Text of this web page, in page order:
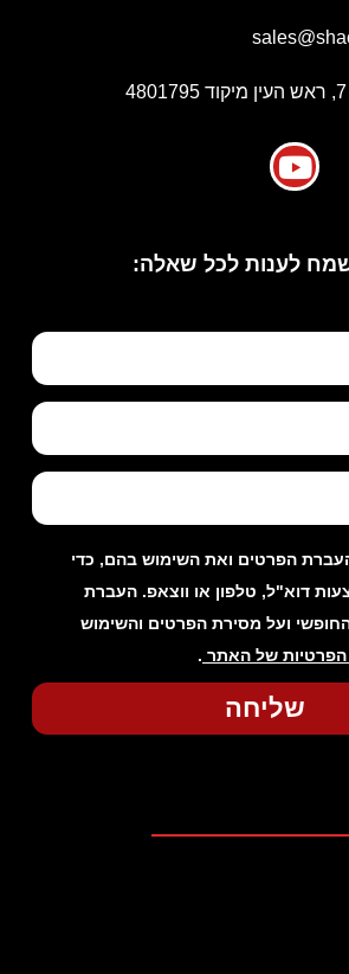
לענות לכל שאלה:
הפרטים ואת השימוש בהם, כדי
דוא"ל, טלפון או ווצאפ. העברת
ועל מסירת הפרטים והשימוש
הפרטיות של האתר .
שליחה